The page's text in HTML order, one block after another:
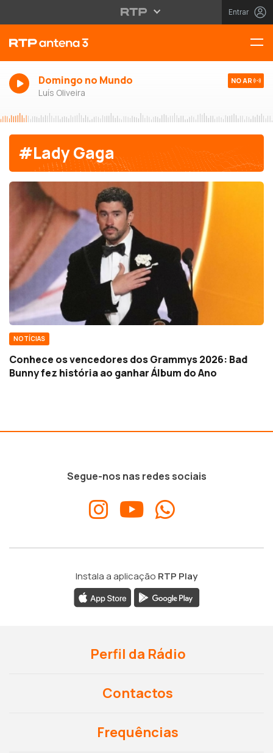
Entrar
Domingo no Mundo
Luís Oliveira
NO AR
#Lady Gaga
NOTÍCIAS
Conhece os vencedores dos Grammys 2026: Bad
Bunny fez história ao ganhar Álbum do Ano
Segue-nos nas redes sociais
Instala a aplicação RTP Play
Perfil da Rádio
Contactos
Frequências